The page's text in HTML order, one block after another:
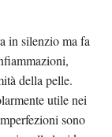
in silenzio ma fa
della pelle.
utile nei
sono